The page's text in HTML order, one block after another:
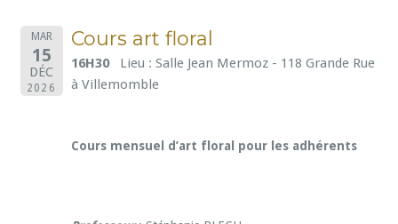
MAR
15
DÉC
2026
Cours art floral
16H30
Lieu : Salle Jean Mermoz - 118 Grande Rue
à Villemomble
Cours mensuel d’art floral pour les adhérents